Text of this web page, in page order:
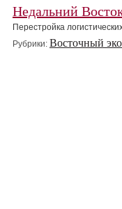
Недальний
Перестройка
Рубрики: Восточный